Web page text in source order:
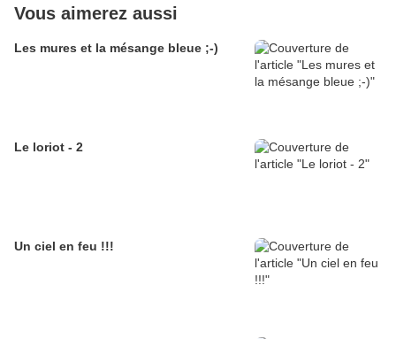
Vous aimerez aussi
Les mures et la mésange bleue ;-)
Le loriot - 2
Un ciel en feu !!!